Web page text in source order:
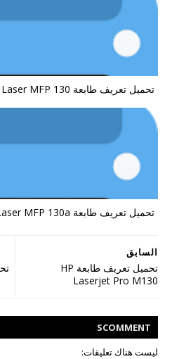
تحميل تعريف طابعة HP Laser MFP 130
تحميل تعريف طابعة HP Laser MFP 130a
السابق
تحميل تعريف طابعة HP
Laserjet Pro M130
COMMENT
S
ليست هناك تعليقات: